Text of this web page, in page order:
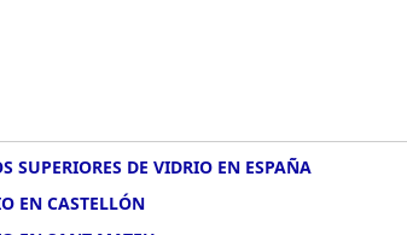
SUPERIORES DE VIDRIO EN ESPAÑA
EN CASTELLÓN